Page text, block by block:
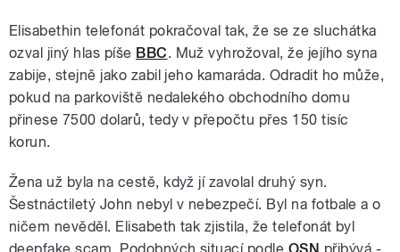
Elisabethin telefonát pokračoval tak, že se ze sluchátka
ozval jiný hlas píše BBC. Muž vyhrožoval, že jejího syna
zabije, stejně jako zabil jeho kamaráda. Odradit ho může,
pokud na parkoviště nedalekého obchodního domu
přinese 7500 dolarů, tedy v přepočtu přes 150 tisíc
korun.
Žena už byla na cestě, když jí zavolal druhý syn.
Šestnáctiletý John nebyl v nebezpečí. Byl na fotbale a o
ničem nevěděl. Elisabeth tak zjistila, že telefonát byl
deepfake scam. Podobných situací podle OSN přibývá -